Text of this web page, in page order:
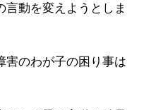
言動を変えようとしま
害のわが子の困り事は